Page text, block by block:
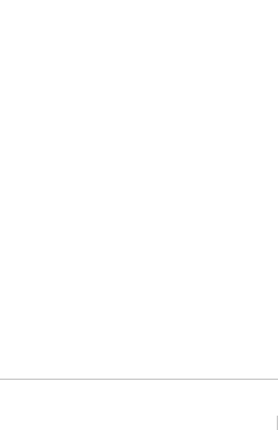
היא דורשת הסכמה מלאה של